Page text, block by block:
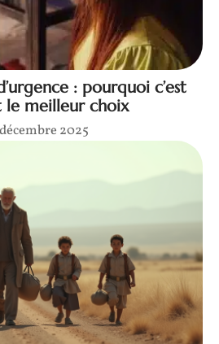
: pourquoi c’est
le meilleur choix
2025